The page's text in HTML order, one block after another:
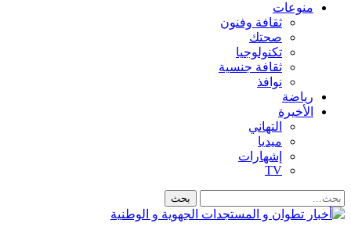
منوعات
ثقافة وفنون
صحتك
تكنولوجيا
ثقافة جنسية
نوافذ
رياضة
الأخيرة
التهاني
ميديا
إشهارات
TV